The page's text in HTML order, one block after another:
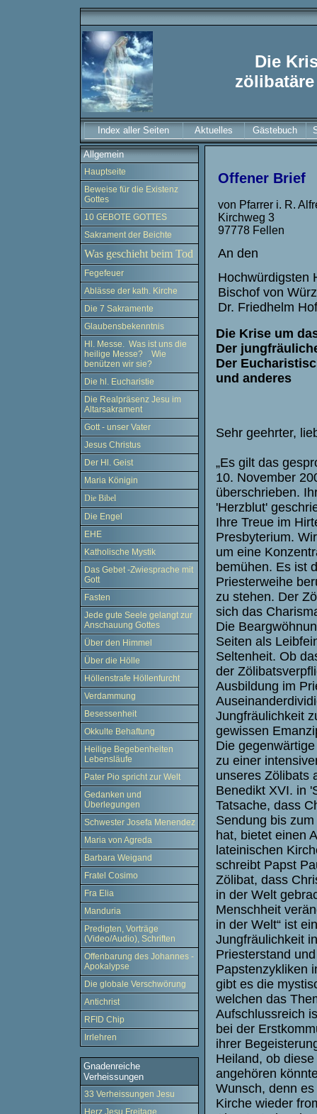
Die
Index aller Seiten Aktuelles Gästebuch
Allgemein
Hauptseite
Beweise für die Existenz
Gottes
10 GEBOTE GOTTES
Sakrament der Beichte
Was geschieht beim Tod
Fegefeuer
Ablässe der kath. Kirche
Die 7 Sakramente
Glaubensbekenntnis
Hl. Messe. Was ist uns die
heilige Messe? Wie
benützen wir sie?
Die hl. Eucharistie
Die Realpräsenz Jesu im
Altarsakrament
Gott - unser Vater
Jesus Christus
Der Hl. Geist
Maria Königin
Die Bibel
Die Engel
EHE
Katholische Mystik
Das Gebet -Zwiesprache mit
Gott
Fasten
Jede gute Seele gelangt zur
Anschauung Gottes
Über den Himmel
Über die Hölle
Höllenstrafe Höllenfurcht
Verdammung
Besessenheit
Okkulte Behaftung
Heilige Begebenheiten
Lebensläufe
Pater Pio spricht zur Welt
Gedanken und
Überlegungen
Schwester Josefa Menendez
Maria von Agreda
Barbara Weigand
Fratel Cosimo
Fra Elia
Manduria
Predigten, Vorträge
(Video/Audio), Schriften
Offenbarung des Johannes -
Apokalypse
Die globale Verschwörung
Antichrist
RFID Chip
Irrlehren
Gnadenreiche
Verheissungen
33 Verheissungen Jesu
Herz Jesu Freitage
Offener Brief
von Pfarrer i. R.
Kirchweg 3
97778 Fellen
An den
Hochwürdigsten
Bischof von
Dr. Friedhelm
Die Krise um
Der
Der
und anderes
Sehr geehrter,
„Es gilt das
10. November
überschrieben.
'Herzblut'
Ihre Treue im
Presbyterium.
um eine
bemühen. Es ist
Priesterweihe
zu stehen. Der
sich das
Die
Seiten als
Seltenheit. Ob
der
Ausbildung im
Jungfräulichkeit
gewissen
Die
zu einer
unseres Zölibats
Benedikt XVI. in
Tatsache, dass
Sendung bis
hat, bietet einen
lateinischen
schreibt Papst
Zölibat, dass
in der Welt
Menschheit
in der Welt“ ist
Jungfräulichkeit
Priesterstand
Papstenzykliken
gibt es die
welchen das
Aufschlussreich
bei der
ihrer
Heiland, ob
angehören
Wunsch, denn
Kirche wieder